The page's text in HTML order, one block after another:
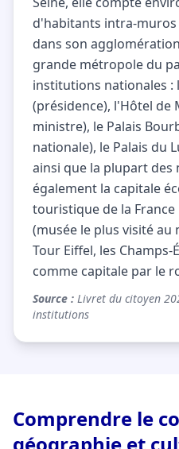
d'habitants intra-
dans son
grande métropole du
institutions nationales :
(présidence), l'Hôtel de
ministre), le Palais
nationale), le Palais du
ainsi que la plupart des
également la capitale
touristique de la France
(musée le plus visité au
Tour Eiffel, les Champs-
comme capitale par le
Source : Livret du citoyen
institutions
Comprendre le